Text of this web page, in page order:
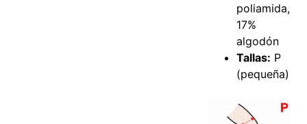
poliamida,
17%
algodón
Tallas: P
(pequeña)